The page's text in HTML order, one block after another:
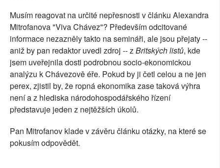
Musím reagovat na určité nepřesnosti v článku Alexandra
Mitrofanova "Viva Chávez"? Především odcitované
informace nezazněly takto na semináři, ale jsou přejaty --
aniž by pan redaktor uvedl zdroj -- zBritských listů, kde
jsem uveřejnila dosti podrobnou socio-ekonomickou
analýzu k Chávezově éře. Pokud by ji četl celou a ne jen
perex, zjistil by, že ropná ekonomika zase taková výhra
není a z hlediska národohospodářského řízení
představuje jeden z nejtěžších úkolů.
Pan Mitrofanov klade v závěru článku otázky, na které se
pokusím odpovědět.